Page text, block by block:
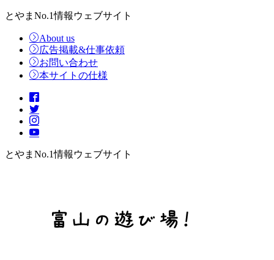
とやまNo.1情報ウェブサイト
About us
広告掲載&仕事依頼
お問い合わせ
本サイトの仕様
とやまNo.1情報ウェブサイト